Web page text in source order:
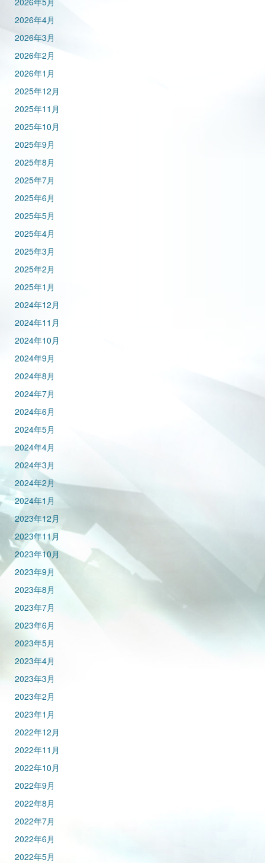
2026年4月
2026年3月
2026年2月
2026年1月
2025年12月
2025年11月
2025年10月
2025年9月
2025年8月
2025年7月
2025年6月
2025年5月
2025年4月
2025年3月
2025年2月
2025年1月
2024年12月
2024年11月
2024年10月
2024年9月
2024年8月
2024年7月
2024年6月
2024年5月
2024年4月
2024年3月
2024年2月
2024年1月
2023年12月
2023年11月
2023年10月
2023年9月
2023年8月
2023年7月
2023年6月
2023年5月
2023年4月
2023年3月
2023年2月
2023年1月
2022年12月
2022年11月
2022年10月
2022年9月
2022年8月
2022年7月
2022年6月
2022年5月